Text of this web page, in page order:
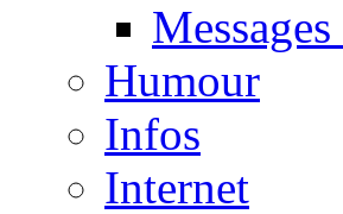
Humour
Infos
Internet